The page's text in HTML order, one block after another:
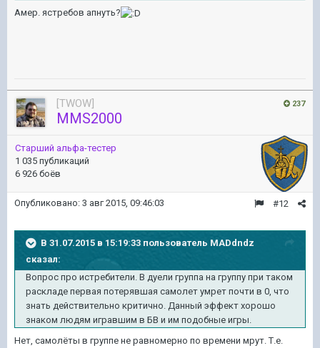
Амер. ястребов апнуть?
237
[TWOW]
MMS2000
Старший альфа-тестер
1 035 публикаций
6 926 боёв
#12
Опубликовано: 3 авг 2015, 09:46:03
В 31.07.2015 в 15:19:33 пользователь MADdndz
сказал:
Вопрос про истребители. В дуели группа на группу при таком
раскладе первая потерявшая самолет умрет почти в 0, что
знать действительно критично. Данный эффект хорошо
знаком людям игравшим в БВ и им подобные игры.
Нет, самолёты в группе не равномерно по времени мрут. Т.е.